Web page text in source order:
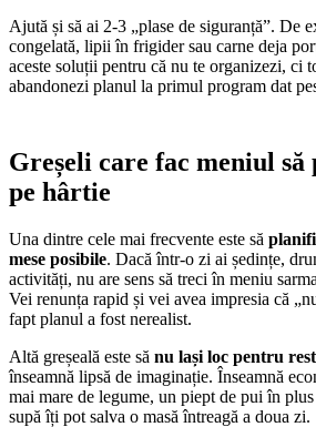
Ajută și să ai 2-3 „plase de siguranță”. De
congelată, lipii în frigider sau carne deja
aceste soluții pentru că nu te organizezi, ci
abandonezi planul la primul program dat
Greșeli care fac meniul
pe hârtie
Una dintre cele mai frecvente este să
mese posibile. Dacă într-o zi ai ședințe,
activități, nu are sens să treci în meniu
Vei renunța rapid și vei avea impresia că
fapt planul a fost nerealist.
Altă greșeală este să nu lași loc pentru
înseamnă lipsă de imaginație. Înseamnă
mai mare de legume, un piept de pui în
supă îți pot salva o masă întreagă a doua zi.